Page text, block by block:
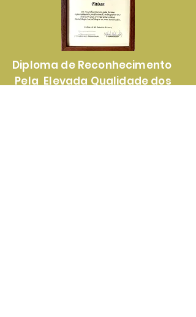
Diploma de Reconhecimento
Pela Elevada Qualidade dos